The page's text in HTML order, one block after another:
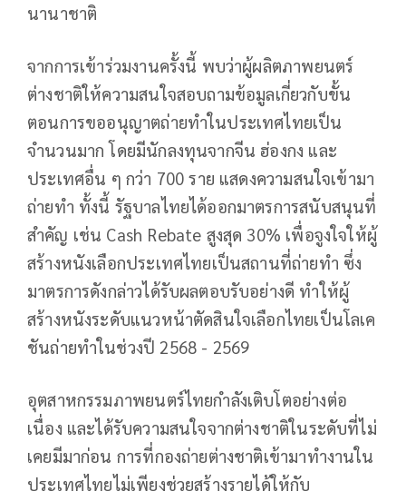
นานาชาติ
จากการเข้าร่วมงานครั้งนี้ พบว่าผู้ผลิตภาพยนตร์
ต่างชาติให้ความสนใจสอบถามข้อมูลเกี่ยวกับขั้น
ตอนการขออนุญาตถ่ายทำในประเทศไทยเป็น
จำนวนมาก โดยมีนักลงทุนจากจีน ฮ่องกง และ
ประเทศอื่น ๆ กว่า 700 ราย แสดงความสนใจเข้ามา
ถ่ายทำ ทั้งนี้ รัฐบาลไทยได้ออกมาตรการสนับสนุนที่
สำคัญ เช่น Cash Rebate สูงสุด 30% เพื่อจูงใจให้ผู้
สร้างหนังเลือกประเทศไทยเป็นสถานที่ถ่ายทำ ซึ่ง
มาตรการดังกล่าวได้รับผลตอบรับอย่างดี ทำให้ผู้
สร้างหนังระดับแนวหน้าตัดสินใจเลือกไทยเป็นโลเค
ชันถ่ายทำในช่วงปี 2568 - 2569
อุตสาหกรรมภาพยนตร์ไทยกำลังเติบโตอย่างต่อ
เนื่อง และได้รับความสนใจจากต่างชาติในระดับที่ไม่
เคยมีมาก่อน การที่กองถ่ายต่างชาติเข้ามาทำงานใน
ประเทศไทยไม่เพียงช่วยสร้างรายได้ให้กับ